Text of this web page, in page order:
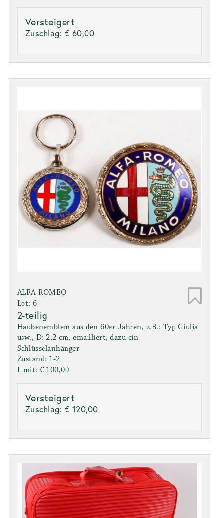
Versteigert
Zuschlag: € 60,00
ALFA ROMEO
Lot: 6
2-teilig
Haubenemblem aus den 60er Jahren, z.B.: Typ Giulia
usw., D: 2,2 cm, emailliert, dazu ein
Schlüsselanhänger
Zustand: 1-2
Limit: € 100,00
Versteigert
Zuschlag: € 120,00